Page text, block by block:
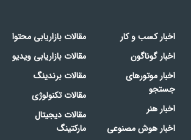
اخبار کسب و کار
اخبار گوناگون
اخبار موتورهای
جستجو
اخبار هنر
اخبار هوش مصنوعی
مقالات بازاریابی محتوا
مقالات بازاریابی ویدیو
مقالات برندینگ
مقالات تکنولوژی
مقالات دیجیتال
مارکتینگ